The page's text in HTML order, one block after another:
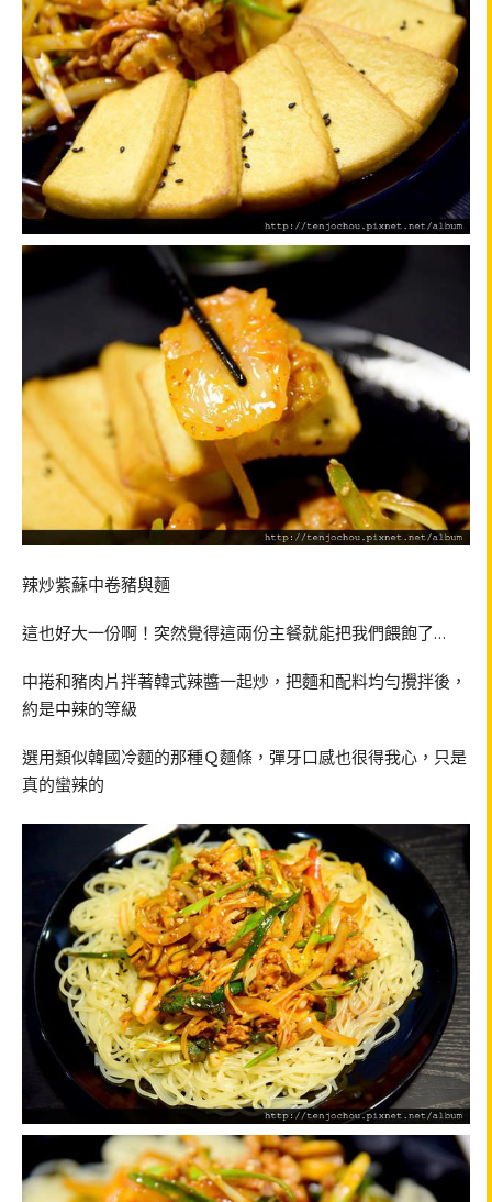
辣炒紫蘇中卷豬與麵
這也好大一份啊！突然覺得這兩份主餐就能把我們餵飽了…
中捲和豬肉片拌著韓式辣醬一起炒，把麵和配料均勻攪拌後，
約是中辣的等級
選用類似韓國冷麵的那種Ｑ麵條，彈牙口感也很得我心，只是
真的蠻辣的